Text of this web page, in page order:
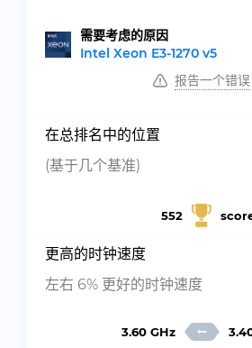
需要考虑的原因
Intel Xeon E3-1270 v5
报告一个错误
在总排名中的位置
(基于几个基准)
552
更高的时钟速度
左右 6% 更好的时钟速度
3.60 GHz